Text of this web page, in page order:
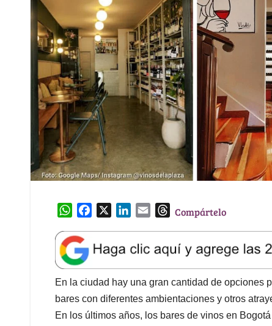
W
a
t
s
A
p
p
e
b
o
o
k
k
e
d
I
n
l
T
e
a
d
s
Compártelo
En la ciudad hay una gran cantidad de opciones
bares con diferentes ambientaciones y otros
En los últimos años, los bares de vinos en